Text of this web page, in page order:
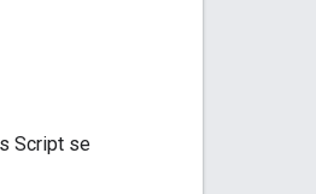
Script se